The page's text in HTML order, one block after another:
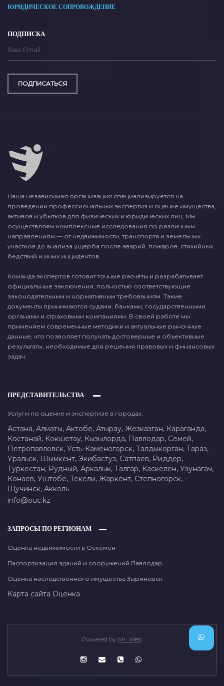
ЮРИДИЧЕСКОЕ СОПРОВОЖДЕНИЕ
ПОДПИСКА
ПОДПИСАТЬСЯ
Наша независимая организация специализируется на
проведении профессиональных экспертиз и оценке имущества,
активов и убытков для физических и юридических лиц. Мы
осуществляем комплексные исследования по различным
направлениям — от недвижимости, транспорта и земельных
участков до анализа ущерба после аварий, пожаров, стихийных
бедствий и иных инцидентов.
Команда экспертов готовит точные расчёты и разрабатывает
официальные заключения, полностью соответствующие
законодательным и нормативным требованиям. Такие
документы принимаются судами, банками, государственными
органами и страховыми компаниями. В своей работе мы
применяем современные методики и актуальные рыночные
данные, что позволяет получать достоверные и объективные
результаты, необходимые для решения правовых и финансовых
задач.
ПРЕДСТАВИТЕЛЬСТВА
Услуги по оценке и экспертизе в городах:
Астана, Алматы, Актобе, Атырау, Жезказган, Караганда,
Костанай, Кокшетау, Кызылорда, Павлодар, Семей,
Петропавловск, Усть-Каменогорск, Талдыкорган, Тараз,
Уральск, Шымкент, Экибастуз, Сатпаев, Риддер,
Туркестан, Рудный, Аркалык, Талгар, Каскелен, Узунагач,
Конаев, Уштобе, Текели, Жаркент, Степногорск,
Щучинск, Акколь
info@ouc.kz
ЗАПРОСЫ ПО РЕГИОНАМ
Оценка недвижимости в Оскемен
Паспортизация зданий и сооружений Павлодар
Оценка наследственного имущества Зыряновск
Карта сайта Оценка
Powered by Mr. Web